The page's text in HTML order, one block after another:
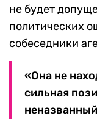
не будет
политических
собеседники
«Она не
сильная